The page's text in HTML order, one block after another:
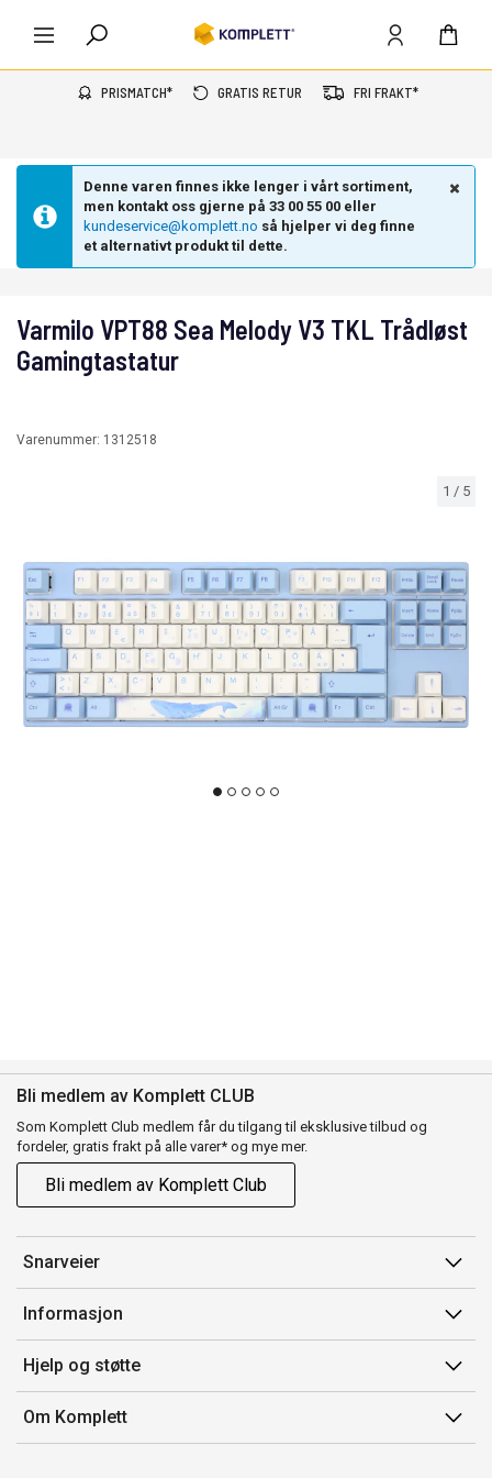
PRISMATCH* GRATIS RETUR FRI FRAKT*
Denne varen finnes ikke lenger i vårt sortiment,
men kontakt oss gjerne på 33 00 55 00 eller
kundeservice@komplett.no så hjelper vi deg finne
et alternativt produkt til dette.
1 / 5
Varmilo VPT88 Sea Melody V3 TKL Trådløst
Gamingtastatur
Varenummer: 1312518
Bli medlem av Komplett CLUB
Som Komplett Club medlem får du tilgang til eksklusive tilbud og
fordeler, gratis frakt på alle varer* og mye mer.
Bli medlem av Komplett Club
Snarveier
Min side
Ordreoversikt
Flex
Komplett Club
Informasjon
Salgsbetingelser
Medlemsvilkår for Komplett Club
Merker/produsent
Hjelp og støtte
Kontakt oss
Kundeservice
Om Komplett